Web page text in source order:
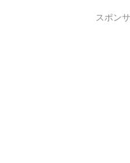
スポン